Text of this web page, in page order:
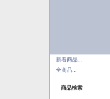
新着商品...
全商品...
商品検索